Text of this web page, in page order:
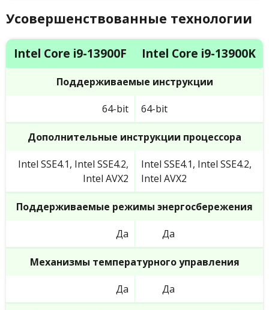
Усовершенствованные технологии
Intel Core i9-13900F Intel Core i9-13900K
Поддерживаемые инструкции
64-bit 64-bit
Дополнительные инструкции процессора
Intel SSE4.1, Intel SSE4.2,
Intel AVX2
Intel SSE4.1, Intel SSE4.2,
Intel AVX2
Поддерживаемые режимы энергосбережения
Да Да
Механизмы температурного управления
Да Да